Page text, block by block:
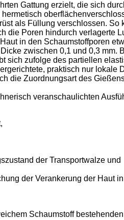
Gattung erzielt, die sich
als Füllung verschlossen.
die Poren hindurch verlagerte
in den Schaumstoffporen
zwischen 0,1 und 0,3
sich zufolge des partiellen
praktisch nur
die Zuordnungsart des
veranschaulichten
der Transportwalze und
der Verankerung der Haut
Schaumstoff